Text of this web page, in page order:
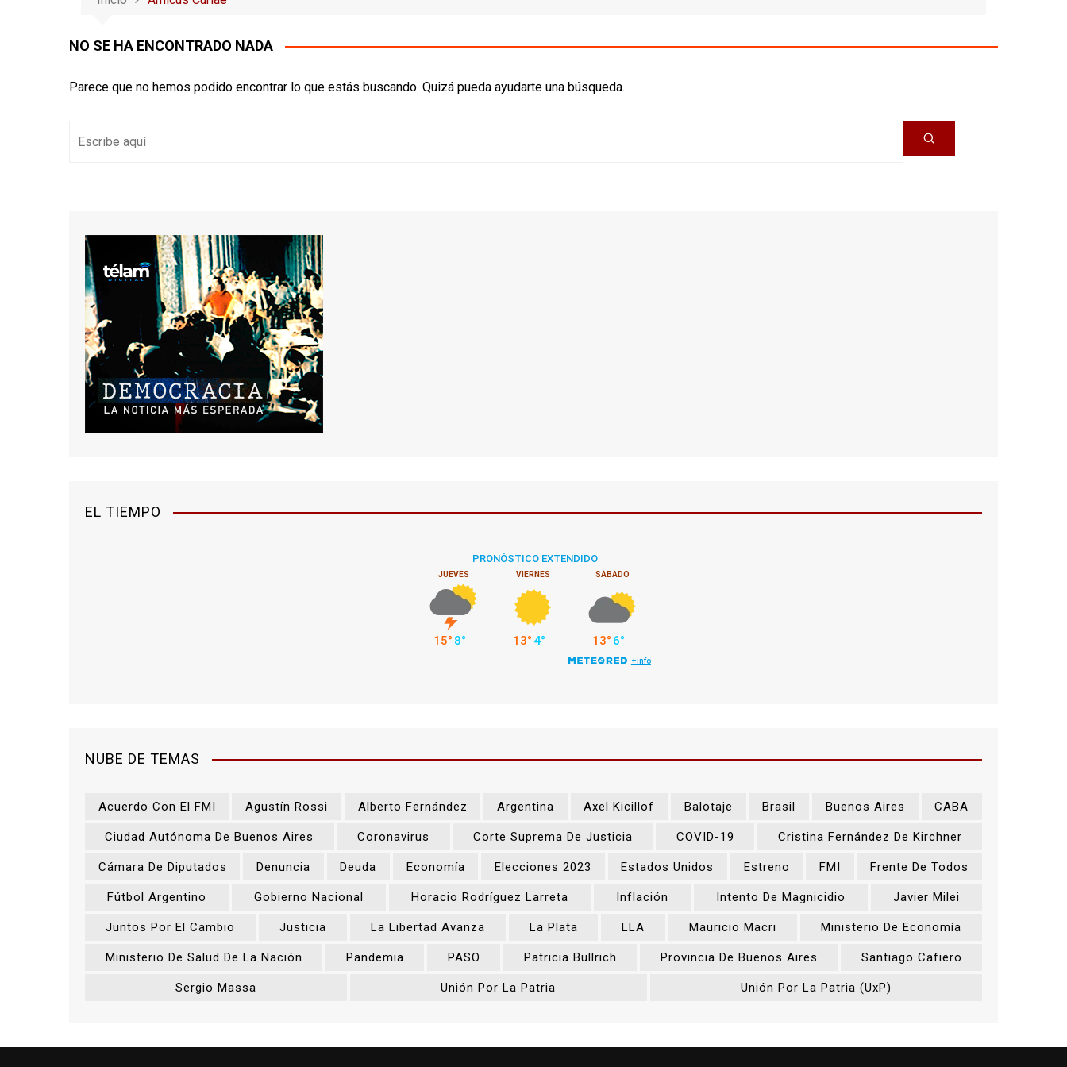
NO SE HA ENCONTRADO NADA
Parece que no hemos podido encontrar lo que estás buscando. Quizá pueda ayudarte una búsqueda.
EL TIEMPO
NUBE DE TEMAS
Acuerdo Con El FMI Agustín Rossi Alberto Fernández Argentina Axel Kicillof Balotaje Brasil Buenos Aires CABA
Ciudad Autónoma De Buenos Aires Coronavirus Corte Suprema De Justicia COVID-19 Cristina Fernández De Kirchner
Cámara De Diputados Denuncia Deuda Economía Elecciones 2023 Estados Unidos Estreno FMI Frente De Todos
Fútbol Argentino Gobierno Nacional Horacio Rodríguez Larreta Inflación Intento De Magnicidio Javier Milei
Juntos Por El Cambio Justicia La Libertad Avanza La Plata LLA Mauricio Macri Ministerio De Economía
Ministerio De Salud De La Nación Pandemia PASO Patricia Bullrich Provincia De Buenos Aires Santiago Cafiero
Sergio Massa Unión Por La Patria Unión Por La Patria (UxP)